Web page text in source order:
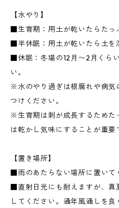
【水やり】
■生育期：用土が乾いたらたっ
■半休眠：用土が乾いたら土を
■休眠：冬場の12月〜2月くら
い。
※水のやり過ぎは根腐れや病気
つけください。
※生育期は刺が成長するためた
は乾かし気味にすることが重要
【置き場所】
■雨のあたらない場所に置いて
■直射日光にも耐えますが、真
してください。通年風通しを良